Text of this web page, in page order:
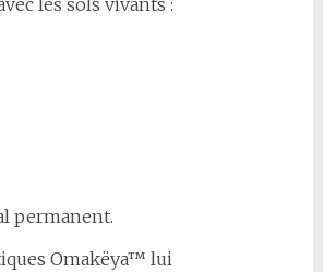
permanent.
Omakëya™ lui